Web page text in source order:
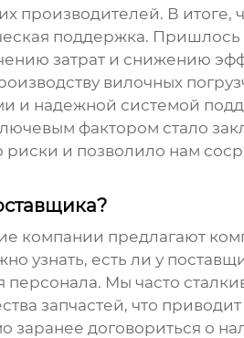
производителей. В итоге,
поддержка. Пришлось
затрат и снижению
вилочных
и надежной системой
фактором стало
риски и позволило нам
компании предлагают
узнать, есть ли у
Мы часто
запчастей, что
заранее договориться о